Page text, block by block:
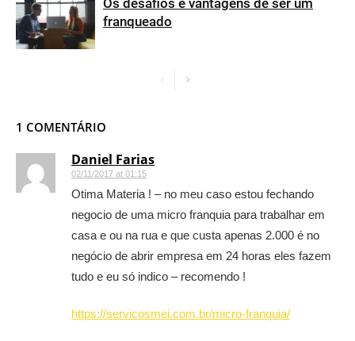
Os desafios e vantagens de ser um
franqueado
1 COMENTÁRIO
Daniel Farias
02/11/2017 at 01:15
Otima Materia ! – no meu caso estou fechando
negocio de uma micro franquia para trabalhar em
casa e ou na rua e que custa apenas 2.000 é no
negócio de abrir empresa em 24 horas eles fazem
tudo e eu só indico – recomendo !
https://servicosmei.com.br/micro-franquia/